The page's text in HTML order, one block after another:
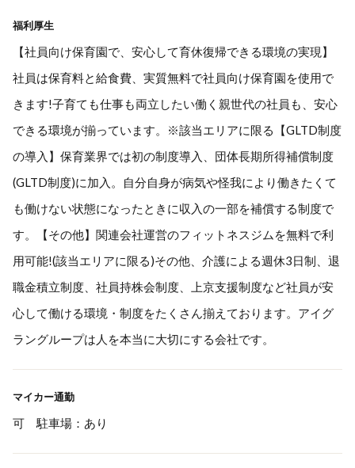
福利厚生
【社員向け保育園で、安心して育休復帰できる環境の実現】
社員は保育料と給食費、実質無料で社員向け保育園を使用で
きます!子育ても仕事も両立したい働く親世代の社員も、安心
できる環境が揃っています。※該当エリアに限る【GLTD制度
の導入】保育業界では初の制度導入、団体長期所得補償制度
(GLTD制度)に加入。自分自身が病気や怪我により働きたくて
も働けない状態になったときに収入の一部を補償する制度で
す。【その他】関連会社運営のフィットネスジムを無料で利
用可能!(該当エリアに限る)その他、介護による週休3日制、退
職金積立制度、社員持株会制度、上京支援制度など社員が安
心して働ける環境・制度をたくさん揃えております。アイグ
ラングループは人を本当に大切にする会社です。
マイカー通勤
可 駐車場：あり